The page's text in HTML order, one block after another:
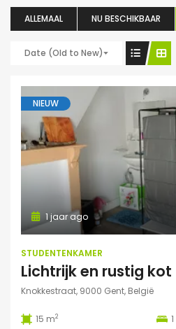
ALLEMAAL NU BESCHIKBAAR
Date (Old to New)
NIEUW
1 jaar ago
STUDENTENKAMER
Knokkestraat, 9000 Gent, België
15 m2 1